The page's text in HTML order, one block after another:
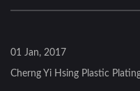
01 Jan, 2017
Cherng Yi Hsing Plastic